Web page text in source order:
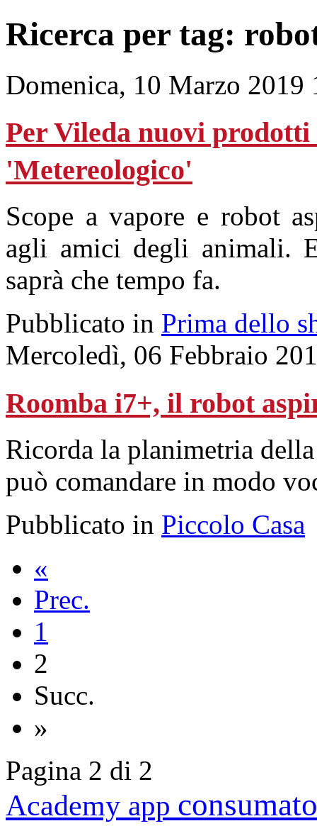
Ricerca per tag:
Domenica, 10 Marzo 2019
Per Vileda nuovi
'Metereologico'
Scope a vapore e robot
agli amici degli animali.
saprà che tempo fa.
Pubblicato in Prima dello
Mercoledì, 06 Febbraio
Roomba i7+, il robot
Ricorda la planimetria
può comandare in modo
Pubblicato in Piccolo Casa
«
Prec.
1
2
Succ.
»
Pagina 2 di 2
Academy app